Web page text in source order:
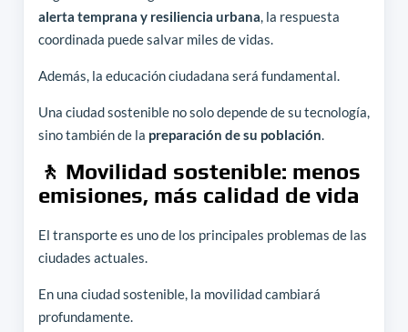
alerta temprana y resiliencia urbana, la respuesta
coordinada puede salvar miles de vidas.
Además, la educación ciudadana será fundamental.
Una ciudad sostenible no solo depende de su tecnología,
sino también de la preparación de su población.
🚶 Movilidad sostenible: menos
emisiones, más calidad de vida
El transporte es uno de los principales problemas de las
ciudades actuales.
En una ciudad sostenible, la movilidad cambiará
profundamente.